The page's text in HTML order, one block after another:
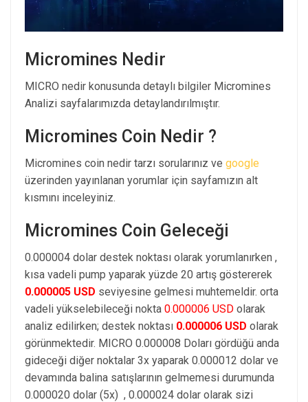
Micromines Nedir
MICRO nedir konusunda detaylı bilgiler Micromines
Analizi sayfalarımızda detaylandırılmıştır.
Micromines Coin Nedir ?
Micromines coin nedir tarzı sorularınız ve google
üzerinden yayınlanan yorumlar için sayfamızın alt
kısmını inceleyiniz.
Micromines Coin Geleceği
0.000004 dolar destek noktası olarak yorumlanırken ,
kısa vadeli pump yaparak yüzde 20 artış göstererek
0.000005 USD seviyesine gelmesi muhtemeldir. orta
vadeli yükselebileceği nokta 0.000006 USD olarak
analiz edilirken; destek noktası 0.000006 USD olarak
görünmektedir. MICRO 0.000008 Doları gördüğü anda
gideceği diğer noktalar 3x yaparak 0.000012 dolar ve
devamında balina satışlarının gelmemesi durumunda
0.000020 dolar (5x) , 0.000024 dolar olarak sizi